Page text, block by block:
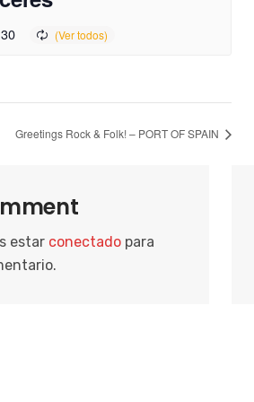
Greetings Rock & Folk! – PORT OF SPAIN
estar conectado para